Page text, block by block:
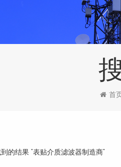
首
到的结果 "表贴介质滤波器制造商"